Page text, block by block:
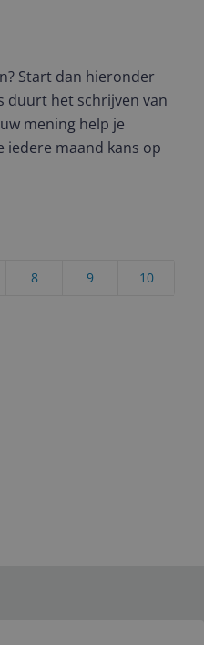
Start dan hieronder
duurt het schrijven van
mening help je
iedere maand kans op
10
9
8